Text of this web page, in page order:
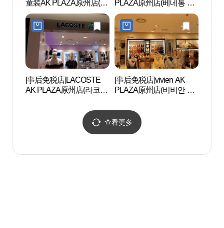
童装AK PLAZA原州店(캉
골키즈 AK플라자 원주점)
PLAZA原州店(베네통 AK
플라자 원주점)
[事后免税店]LACOSTE
AK PLAZA原州店(라코스
[事后免税店]vivien AK
PLAZA原州店(비비안 AK
查看更多